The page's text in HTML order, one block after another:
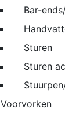
Bar-
Sturen
Sturen
Voorvorken